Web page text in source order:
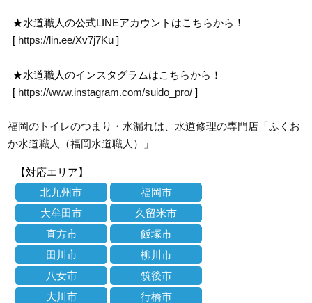
★水道職人の公式LINEアカウントはこちらから！
[ https://lin.ee/Xv7j7Ku ]
★水道職人のインスタグラムはこちらから！
[ https://www.instagram.com/suido_pro/ ]
福岡のトイレのつまり・水漏れは、水道修理の専門店「ふくお
か水道職人（福岡水道職人）」
【対応エリア】
北九州市
福岡市
大牟田市
久留米市
直方市
飯塚市
田川市
柳川市
八女市
筑後市
大川市
行橋市